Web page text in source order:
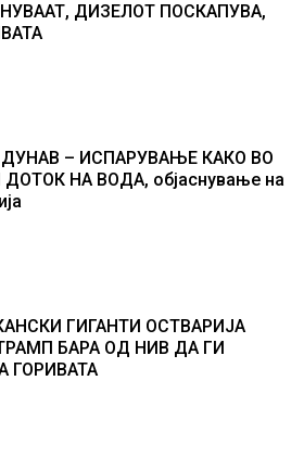
ДИЗЕЛОТ ПОСКАПУВА,
– ИСПАРУВАЊЕ КАКО ВО
НА ВОДА, објаснување на
ГИГАНТИ ОСТВАРИЈА
БАРА ОД НИВ ДА ГИ
ГОРИВАТА